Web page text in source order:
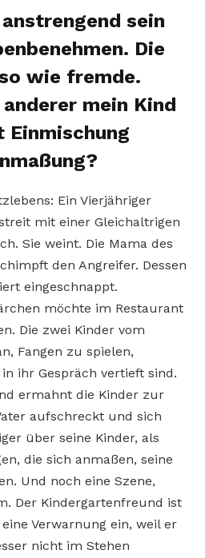
sein
Die
wie fremde.
mein Kind
Einmischung
Ein Vierjähriger
mit einer Gleichaltrigen
Sie weint. Die Mama des
den Angreifer. Dessen
eingeschnappt.
möchte im Restaurant
Die zwei Kinder vom
Fangen zu spielen,
ihr Gespräch vertieft sind.
ermahnt die Kinder zur
aufschreckt und sich
über seine Kinder, als
die sich anmaßen, seine
Und noch eine Szene,
Der Kindergartenfreund ist
Verwarnung ein, weil er
nicht im Stehen